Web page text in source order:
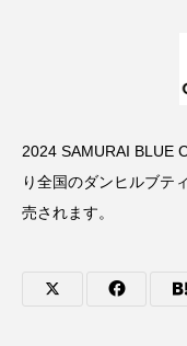
2024 SAMURAI BLUE
り全国のダンヒルブテ
売されます。